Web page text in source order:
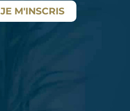
JE M'INSCRIS